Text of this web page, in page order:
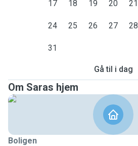
17 18 19 20 21
24 25 26 27 28
31
Gå til i dag
Om Saras hjem
Boligen